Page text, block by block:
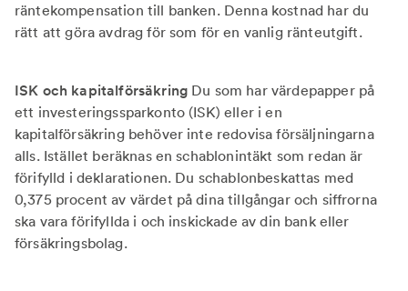
räntekompensation till banken. Denna kostnad har du
rätt att göra avdrag för som för en vanlig ränteutgift.
ISK och kapitalförsäkring Du som har värdepapper på
ett investeringssparkonto (ISK) eller i en
kapitalförsäkring behöver inte redovisa försäljningarna
alls. Istället beräknas en schablonintäkt som redan är
förifylld i deklarationen. Du schablonbeskattas med
0,375 procent av värdet på dina tillgångar och siffrorna
ska vara förifyllda i och inskickade av din bank eller
försäkringsbolag.